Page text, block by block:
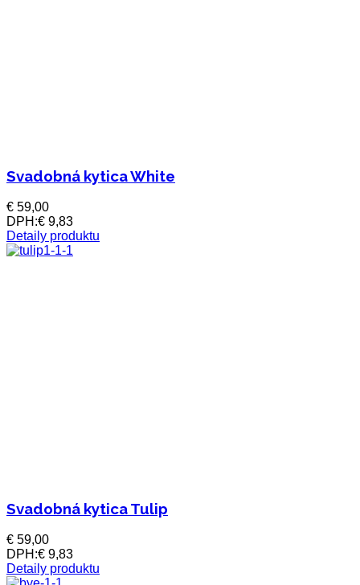
Svadobná kytica White
€ 59,00
DPH:€ 9,83
Detaily produktu
Svadobná kytica Tulip
€ 59,00
DPH:€ 9,83
Detaily produktu